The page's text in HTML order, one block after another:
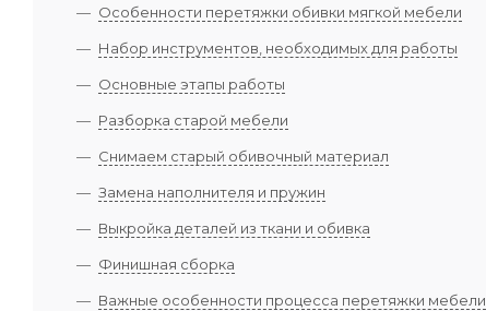
Особенности перетяжки обивки мягкой мебели
Набор инструментов, необходимых для работы
Основные этапы работы
Разборка старой мебели
Снимаем старый обивочный материал
Замена наполнителя и пружин
Выкройка деталей из ткани и обивка
Финишная сборка
Важные особенности процесса перетяжки мебели